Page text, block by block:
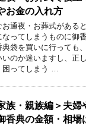
お金の入れ方
お通夜・お葬式がある
なってしまうものに御
典袋を買いに行っても
いのか迷いますし、正
困ってしまう …
族・親族編＞夫
香典の金額・相場